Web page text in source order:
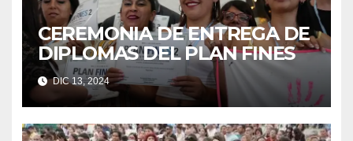
CEREMONIA DE ENTREGA DE
DIPLOMAS DEL PLAN FINES
DIC 13, 2024